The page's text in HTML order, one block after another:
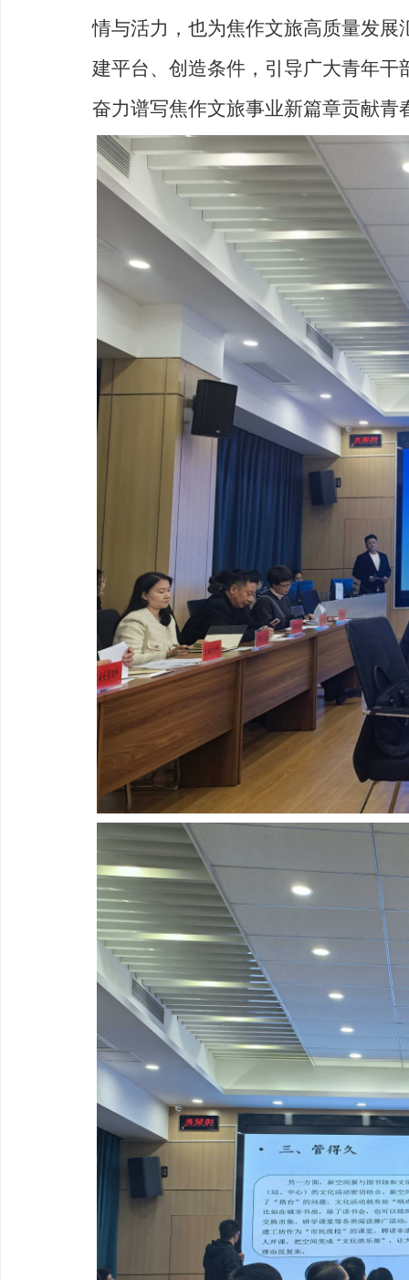
情与活力，也为焦作文旅高质量发
建平台、创造条件，引导广大青年
奋力谱写焦作文旅事业新篇章贡献青